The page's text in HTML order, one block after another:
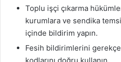
Toplu işçi çıkarma
kurumlara ve sendika
içinde bildirim yapın.
Fesih bildirimlerini gerekçeli
kodlarını doğru kullanın.